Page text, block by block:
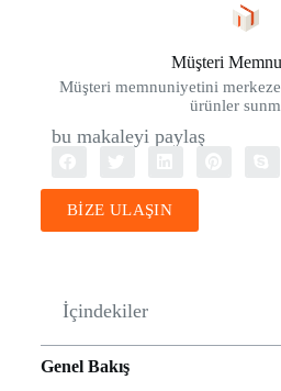
Müşteri
Müşteri memnuniyetini
ürünler
bu makaleyi paylaş
BİZE ULAŞIN
İçindekiler
Genel Bakış